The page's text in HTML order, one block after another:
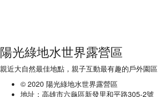
陽光綠地水世界露營區
親近大自然最佳地點，親子互動最有趣的戶外園區
© 2020 陽光綠地水世界露營區
地址：高雄市六龜區新發里和平路305-2號